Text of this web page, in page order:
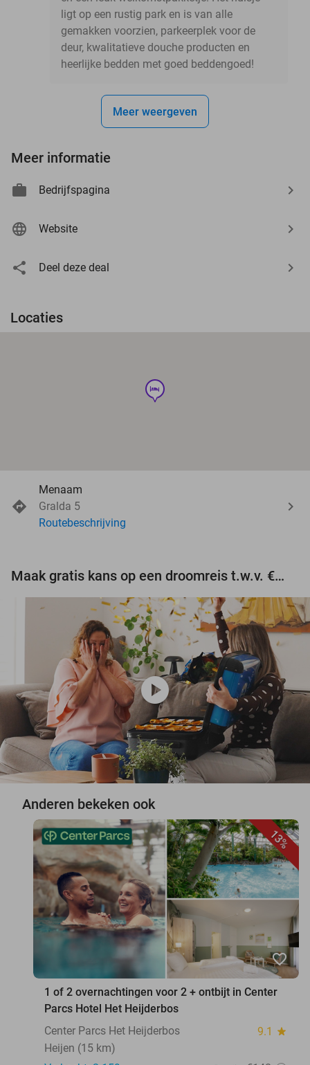
ligt op een rustig park en is van alle
gemakken voorzien, parkeerplek voor de
deur, kwalitatieve douche producten en
heerlijke bedden met goed beddengoed!
Meer weergeven
Meer informatie
Bedrijfspagina
Website
Deel deze deal
Locaties
hotel
Menaam
Gralda 5
Routebeschrijving
Maak gratis kans op een droomreis t.w.v. €3.000!
play_circle
Anderen bekeken ook
13%
favorite_border
1 of 2 overnachtingen voor 2 + ontbijt in Center
Parcs Hotel Het Heijderbos
Center Parcs Het Heijderbos
9.1 star
Heijen (15 km)